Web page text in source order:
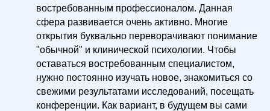
востребованным профессионалом. Данная
сфера развивается очень активно. Многие
открытия буквально переворачивают понимание
"обычной" и клинической психологии. Чтобы
оставаться востребованным специалистом,
нужно постоянно изучать новое, знакомиться со
свежими результатами исследований, посещать
конференции. Как вариант, в будущем вы сами